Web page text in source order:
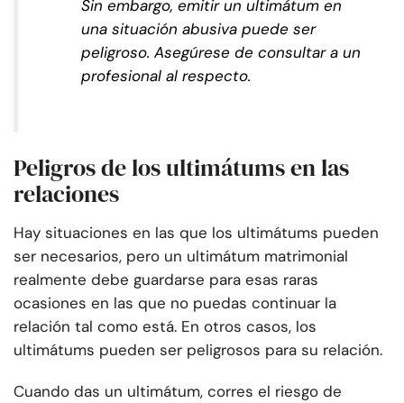
Sin embargo, emitir un ultimátum en
una situación abusiva puede ser
peligroso. Asegúrese de consultar a un
profesional al respecto.
Peligros de los ultimátums en las
relaciones
Hay situaciones en las que los ultimátums pueden
ser necesarios, pero un ultimátum matrimonial
realmente debe guardarse para esas raras
ocasiones en las que no puedas continuar la
relación tal como está. En otros casos, los
ultimátums pueden ser peligrosos para su relación.
Cuando das un ultimátum, corres el riesgo de